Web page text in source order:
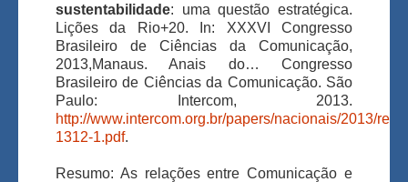
sustentabilidade: uma questão estratégica.
Lições da Rio+20. In: XXXVI Congresso
Brasileiro de Ciências da Comunicação,
2013,Manaus. Anais do… Congresso
Brasileiro de Ciências da Comunicação. São
Paulo: Intercom, 2013.
http://www.intercom.org.br/papers/nacionais/2013/
1312-1.pdf.
Resumo: As relações entre Comunicação e